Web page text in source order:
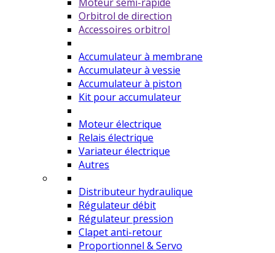
Orbitrol de direction
Accessoires orbitrol
Accumulateur à membrane
Accumulateur à vessie
Accumulateur à piston
Kit pour accumulateur
Moteur électrique
Relais électrique
Variateur électrique
Autres
Distributeur hydraulique
Régulateur débit
Régulateur pression
Clapet anti-retour
Proportionnel & Servo